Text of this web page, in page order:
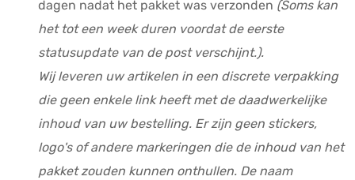
dagen nadat het pakket was verzonden (Soms kan
het tot een week duren voordat de eerste
statusupdate van de post verschijnt.).
Wij leveren uw artikelen in een discrete verpakking
die geen enkele link heeft met de daadwerkelijke
inhoud van uw bestelling. Er zijn geen stickers,
logo's of andere markeringen die de inhoud van het
pakket zouden kunnen onthullen. De naam